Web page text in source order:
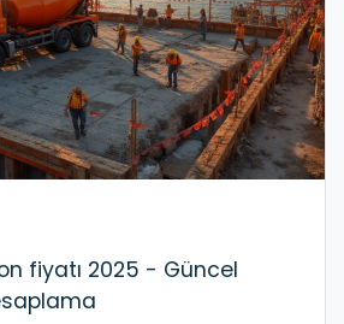
fiyatı 2025 - Güncel